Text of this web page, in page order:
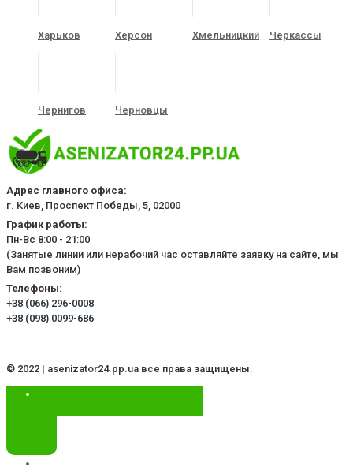
Харьков Херсон Хмельницкий Черкассы
Чернигов Черновцы
Адрес главного офиса:
г. Киев, Проспект Победы, 5, 02000
График работы:
Пн-Вс 8:00 - 21:00
(Занятые линии или нерабочий час оставляйте заявку на сайте, мы
Вам позвоним)
Телефоны:
+38 (066) 296-0008
+38 (098) 0099-686
© 2022 | asenizator24.pp.ua все права защищены.